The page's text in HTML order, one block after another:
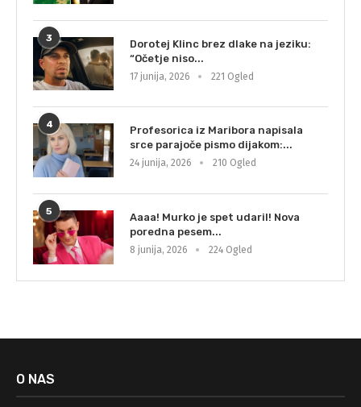
3
Dorotej Klinc brez dlake na jeziku:
“Očetje niso...
17 junija, 2026 221 Ogled
4
Profesorica iz Maribora napisala
srce parajoče pismo dijakom:...
24 junija, 2026 210 Ogled
5
Aaaa! Murko je spet udaril! Nova
poredna pesem...
8 junija, 2026 224 Ogled
O NAS